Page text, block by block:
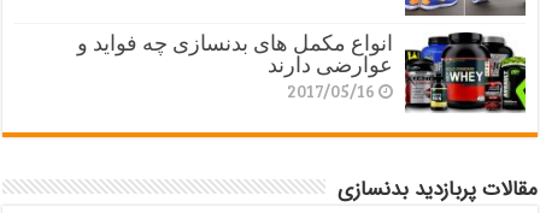
انواع مکمل های بدنسازی چه فواید و
عوارضی دارند
2017/05/16
مقالات پربازدید بدنسازی